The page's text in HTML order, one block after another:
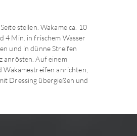
stellen. Wakame ca. 10
4 Min. in frischem Wasser
und in dünne Streifen
anrösten. Auf einem
Wakamestreifen anrichten,
Dressing übergießen und